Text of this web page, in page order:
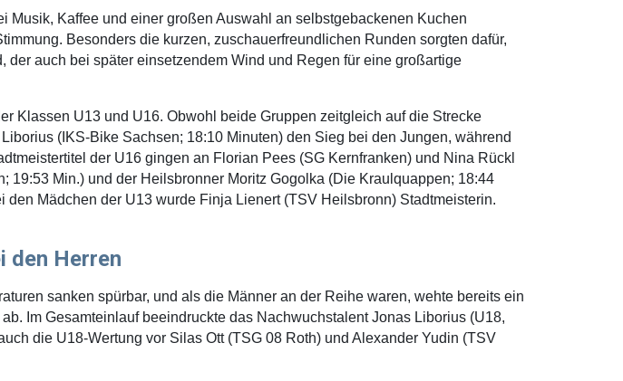
Kaffee und einer großen Auswahl an selbstgebackenen Kuchen
Besonders die kurzen, zuschauerfreundlichen Runden sorgten dafür,
auch bei später einsetzendem Wind und Regen für eine großartige
Klassen U13 und U16. Obwohl beide Gruppen zeitgleich auf die Strecke
(IKS-Bike Sachsen; 18:10 Minuten) den Sieg bei den Jungen, während
der U16 gingen an Florian Pees (SG Kernfranken) und Nina Rückl
Min.) und der Heilsbronner Moritz Gogolka (Die Kraulquappen; 18:44
Mädchen der U13 wurde Finja Lienert (TSV Heilsbronn) Stadtmeisterin.
den Herren
sanken spürbar, und als die Männer an der Reihe waren, wehte bereits ein
Im Gesamteinlauf beeindruckte das Nachwuchstalent Jonas Liborius (U18,
die U18-Wertung vor Silas Ott (TSG 08 Roth) und Alexander Yudin (TSV